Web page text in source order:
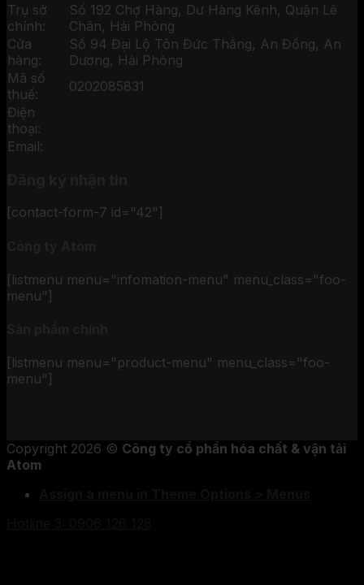
Trụ sở
chính:
Số 192 Chợ Hàng, Dư Hàng Kênh, Quận Lê
Chân, Hải Phòng
Cửa
hàng:
Số 94 Đại Lộ Tôn Đức Thắng, An Đồng, An
Dương, Hải Phòng
Mã số
thuế:
0202085831
Điện
thoại:
Email:
[contact-form-7 id="42"]
[listmenu menu="infomation-menu" menu_class="foo-
menu"]
[listmenu menu="product-menu" menu_class="foo-
menu"]
Copyright 2026 © Công ty cổ phần hóa chất & vận tải
Atom